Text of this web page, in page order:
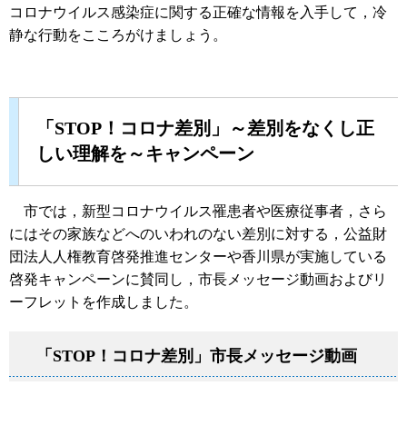
コロナウイルス感染症に関する正確な情報を入手して，冷
静な行動をこころがけましょう。
「STOP！コロナ差別」～差別をなくし正
しい理解を～キャンペーン
市では，新型コロナウイルス罹患者や医療従事者，さら
にはその家族などへのいわれのない差別に対する，公益財
団法人人権教育啓発推進センターや香川県が実施している
啓発キャンペーンに賛同し，市長メッセージ動画およびリ
ーフレットを作成しました。
「STOP！コロナ差別」市長メッセージ動画